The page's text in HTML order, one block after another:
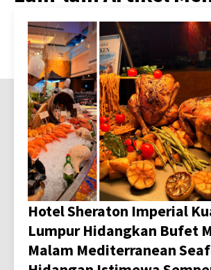
Hotel Sheraton Imperial
Lumpur Hidangkan Bufet
Malam Mediterranean